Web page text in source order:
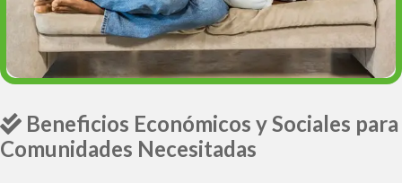
Beneficios Económicos y Sociales para
Comunidades Necesitadas